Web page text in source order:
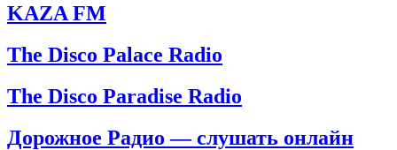
KAZA FM
The Disco Palace Radio
The Disco Paradise Radio
Дорожное Радио — слушать онлайн